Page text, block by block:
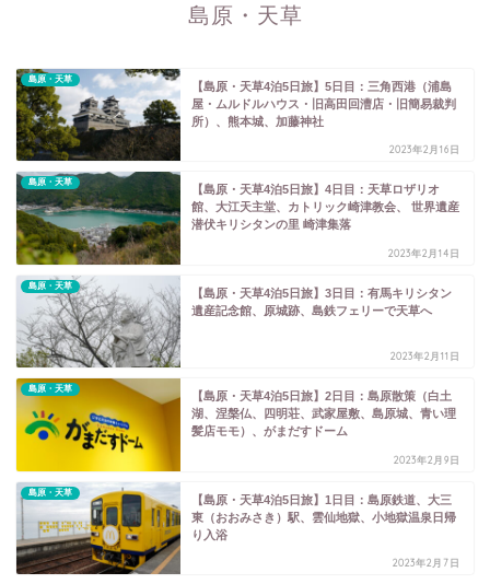
島原・天草
島原・天草
【島原・天草4泊5日旅】5日目：三角西港（浦島
屋・ムルドルハウス・旧高田回漕店・旧簡易裁判
所）、熊本城、加藤神社
2023年2月16日
島原・天草
【島原・天草4泊5日旅】4日目：天草ロザリオ
館、大江天主堂、カトリック崎津教会、 世界遺産
潜伏キリシタンの里 崎津集落
2023年2月14日
島原・天草
【島原・天草4泊5日旅】3日目：有馬キリシタン
遺産記念館、原城跡、島鉄フェリーで天草へ
2023年2月11日
島原・天草
【島原・天草4泊5日旅】2日目：島原散策（白土
湖、涅槃仏、四明荘、武家屋敷、島原城、青い理
髪店モモ）、がまだすドーム
2023年2月9日
島原・天草
【島原・天草4泊5日旅】1日目：島原鉄道、大三
東（おおみさき）駅、雲仙地獄、小地獄温泉日帰
り入浴
2023年2月7日